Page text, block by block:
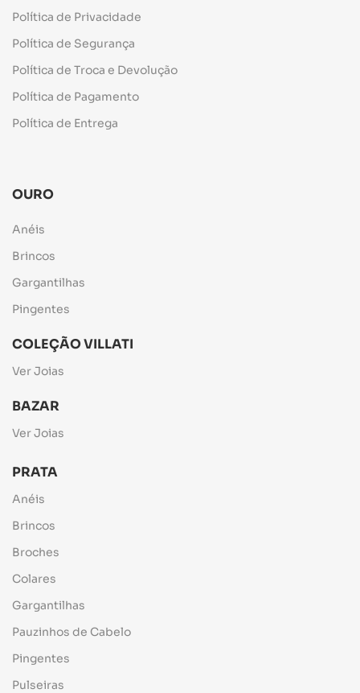
Política de Privacidade
Política de Segurança
Política de Troca e Devolução
Política de Pagamento
Política de Entrega
OURO
Anéis
Brincos
Gargantilhas
Pingentes
COLEÇÃO VILLATI
Ver Joias
BAZAR
Ver Joias
PRATA
Anéis
Brincos
Broches
Colares
Gargantilhas
Pauzinhos de Cabelo
Pingentes
Pulseiras